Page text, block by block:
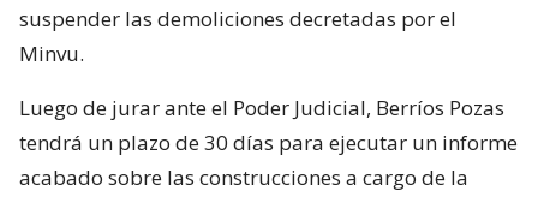
suspender las demoliciones decretadas por el
Minvu.
Luego de jurar ante el Poder Judicial, Berríos Pozas
tendrá un plazo de 30 días para ejecutar un informe
acabado sobre las construcciones a cargo de la